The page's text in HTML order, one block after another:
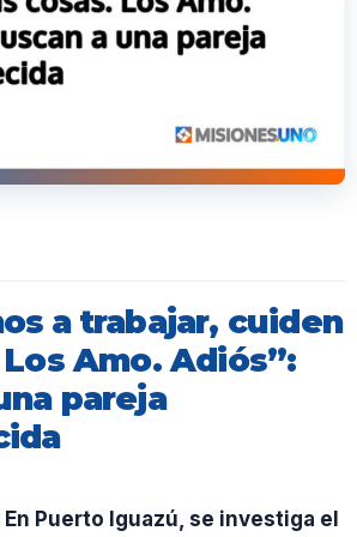
a trabajar, cuiden
Amo. Adiós”:
pareja
En Puerto Iguazú, se investiga el